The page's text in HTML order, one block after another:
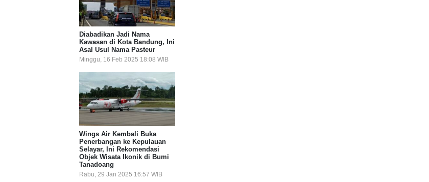
Diabadikan Jadi Nama
Kawasan di Kota Bandung, Ini
Asal Usul Nama Pasteur
Minggu, 16 Feb 2025 18:08 WIB
Wings Air Kembali Buka
Penerbangan ke Kepulauan
Selayar, Ini Rekomendasi
Objek Wisata Ikonik di Bumi
Tanadoang
Rabu, 29 Jan 2025 16:57 WIB